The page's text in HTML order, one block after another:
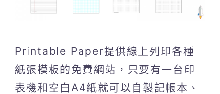
Printable Paper提供線上列印各種
紙張模板的免費網站，只要有一台印
表機和空白A4紙就可以自製記帳本、